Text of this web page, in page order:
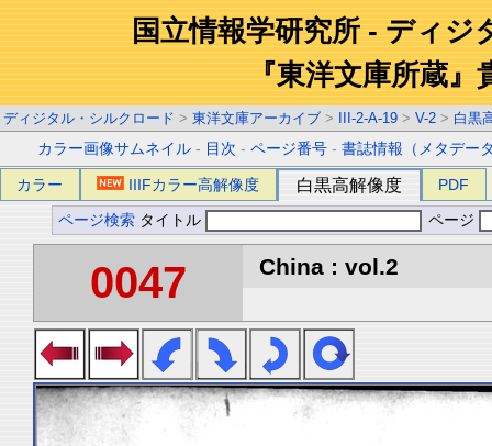
国立情報学研究所 - ディジ
『東洋文庫所蔵』
ディジタル・シルクロード > 東洋文庫アーカイブ > III-2-A-19 > V-2 > 白黒
カラー画像サムネイル - 目次 -ページ番号 -書誌情報（メタデー
カラー IIIFカラー高解像度 白黒高解像度 PDF
ページ検索 タイトル ページ
0047 China : vol.2